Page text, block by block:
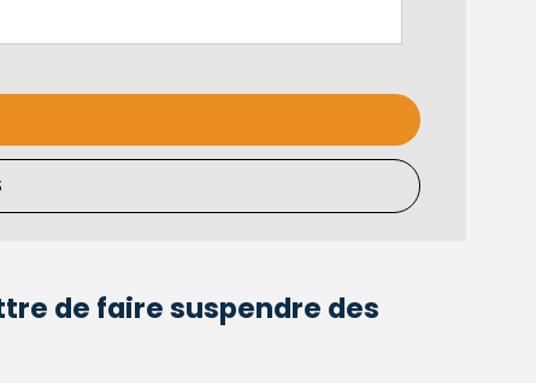
de faire suspendre des